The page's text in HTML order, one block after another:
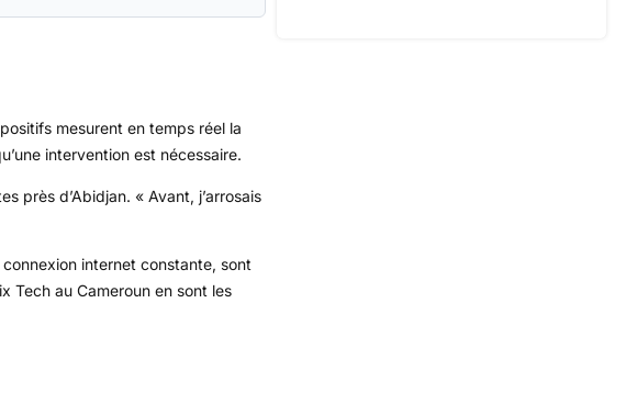
mesurent en temps réel la
intervention est nécessaire.
près d’Abidjan. « Avant, j’arrosais
internet constante, sont
Tech au Cameroun en sont les